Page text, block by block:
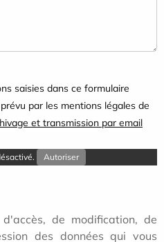
saisies dans ce formulaire
par les mentions légales de
et transmission par email
Autoriser
de modification, de
des données qui vous